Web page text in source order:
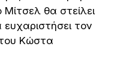
θα στείλει
ευχαριστήσει τον
Κώστα